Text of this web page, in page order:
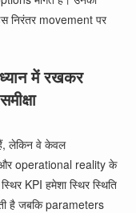
निरंतर movement पर
में रखकर
लेकिन वे केवल
और operational reality के
KPI हमेशा स्थिर स्थिति
है जबकि parameters